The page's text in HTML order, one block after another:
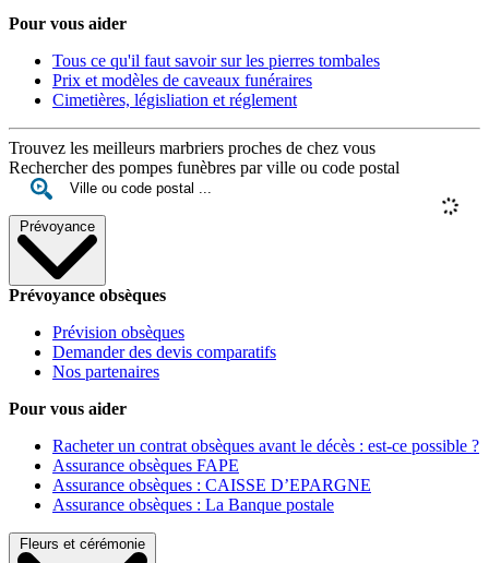
Pour vous aider
Tous ce qu'il faut savoir sur les pierres tombales
Prix et modèles de caveaux funéraires
Cimetières, législiation et réglement
Trouvez les meilleurs marbriers proches de chez vous
Rechercher des pompes funèbres par ville ou code postal
Prévoyance
Prévoyance obsèques
Prévision obsèques
Demander des devis comparatifs
Nos partenaires
Pour vous aider
Racheter un contrat obsèques avant le décès : est-ce possible ?
Assurance obsèques FAPE
Assurance obsèques : CAISSE D’EPARGNE
Assurance obsèques : La Banque postale
Fleurs et cérémonie